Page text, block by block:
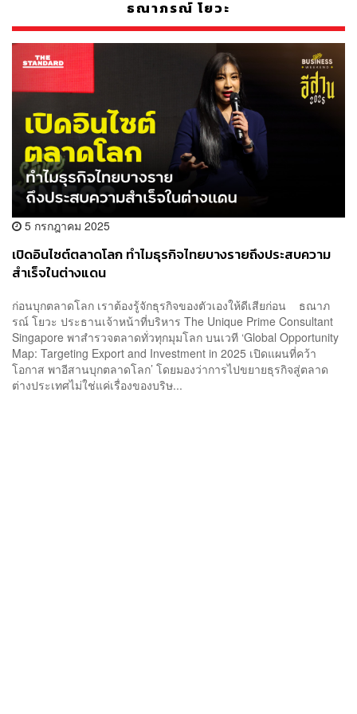
ธณาภรณ์ โยวะ
5 กรกฎาคม 2025
เปิดอินไซต์ตลาดโลก ทำไมธุรกิจไทยบางรายถึงประสบความ
สำเร็จในต่างแดน
ก่อนบุกตลาดโลก เราต้องรู้จักธุรกิจของตัวเองให้ดีเสียก่อน ธณาภ
รณ์ โยวะ ประธานเจ้าหน้าที่บริหาร The Unique Prime Consultant
Singapore พาสำรวจตลาดทั่วทุกมุมโลก บนเวที ‘Global Opportunity
Map: Targeting Export and Investment in 2025 เปิดแผนที่คว้า
โอกาส พาอีสานบุกตลาดโลก’ โดยมองว่าการไปขยายธุรกิจสู่ตลาด
ต่างประเทศไม่ใช่แค่เรื่องของบริษ...